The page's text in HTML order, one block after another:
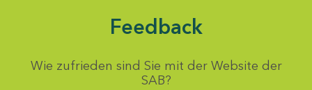
Feedback
Wie zufrieden sind Sie mit der Website der
SAB?